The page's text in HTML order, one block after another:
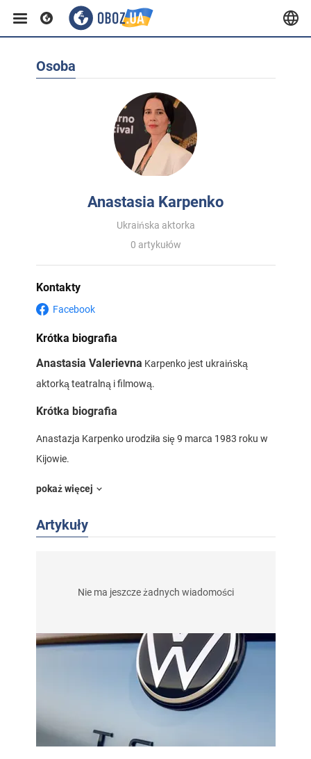
Osoba
Anastasia Karpenko
Ukraińska aktorka
0 artykułów
Kontakty
Facebook
Krótka biografia
Anastasia Valerievna Karpenko jest ukraińską
aktorką teatralną i filmową.
Krótka biografia
Anastazja Karpenko urodziła się 9 marca 1983 roku w
Kijowie.
Wykształcenie wyższe zdobyła na Kijowskim
Karpenko-Kary. Studiowała w pracowni Eduarda
Dramatyczno-Komediowego na lewym brzegu Dniepru,
Od 2006 roku zaczęła regularnie występować w
filmach i serialach telewizyjnych. Zasłynęła rolą
kardiochirurg Oksany Kowalczuk w serialu telewizyjnym
"Doktor Kowalczuk" oraz rolą Dany Romanowej w
W wolnym czasie Anastasia uprawia boks klasyczny i
pokaż więcej
Artykuły
Nie ma jeszcze żadnych wiadomości